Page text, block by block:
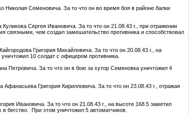
Николая Семеновича. За то что он во время боя в районе балки
Сергея Ивановича. За то что он 21.08.43 г., при отражении
связными, чем создал замешательство противника и способствовал
Григория Михайловича. За то что он 20.08.43 г., на
10 солдат с офицером противника.
Петровича. За то что он в бою за хутор Семеновка уничтожил 4
Григория Кирилловича. За то что он 23.08.43 г., отражая
Ивановича. За то что он 21.08.43 г., на высоте 168.5 заметил
бегство. При этом уничтожил 5 автоматчиков.